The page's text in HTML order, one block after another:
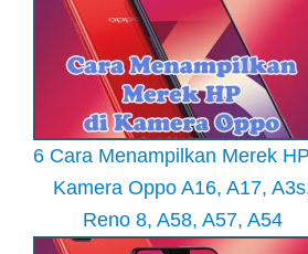
6 Cara Menampilkan Merek
Kamera Oppo A16, A17,
Reno 8, A58, A57, A54